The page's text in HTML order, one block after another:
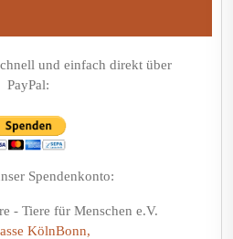
und einfach direkt über
PayPal:
Spendenkonto:
- Tiere für Menschen e.V.
KölnBonn,